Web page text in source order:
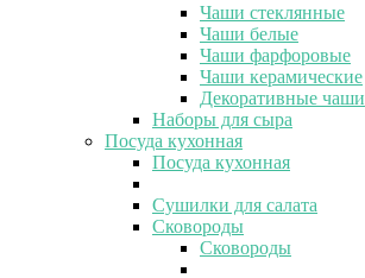
Чаши стеклянные
Чаши белые
Чаши фарфоровые
Чаши керамические
Декоративные чаши
Наборы для сыра
Посуда кухонная
Посуда кухонная
Сушилки для салата
Сковороды
Сковороды